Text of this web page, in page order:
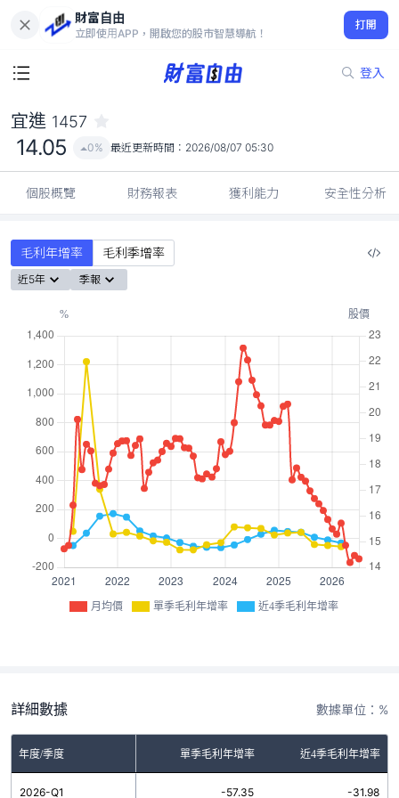
財富自由
立即使用APP，開啟您的股市智慧導航！
打開
登入
14.05
0%
宜進 1457
14.05 0% 最近更新時間： 2026/08/07 05:30
個股概覽 財務報表 獲利能力 安全性分析
毛利年增率 毛利季增率
近5年 季報
月均價 單季毛利年增率 近4季毛利年增率
詳細數據 數據單位：%
年度/季度 單季毛利年增率 近4季毛利年增率
2026-Q1 -57.35 -31.98